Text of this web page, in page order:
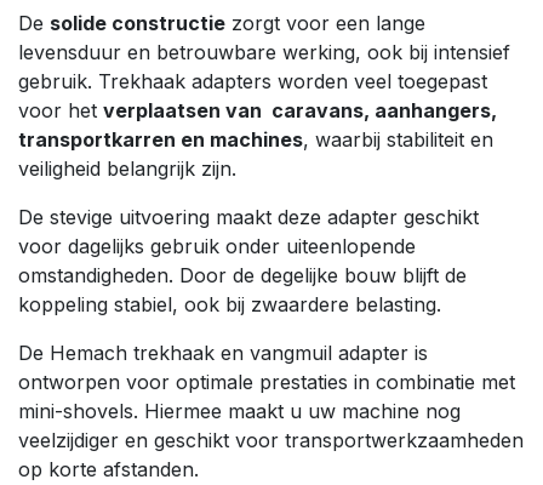
De solide constructie zorgt voor een lange
levensduur en betrouwbare werking, ook bij intensief
gebruik. Trekhaak adapters worden veel toegepast
voor het verplaatsen van caravans, aanhangers,
transportkarren en machines, waarbij stabiliteit en
veiligheid belangrijk zijn.
De stevige uitvoering maakt deze adapter geschikt
voor dagelijks gebruik onder uiteenlopende
omstandigheden. Door de degelijke bouw blijft de
koppeling stabiel, ook bij zwaardere belasting.
De Hemach trekhaak en vangmuil adapter is
ontworpen voor optimale prestaties in combinatie met
mini-shovels. Hiermee maakt u uw machine nog
veelzijdiger en geschikt voor transportwerkzaamheden
op korte afstanden.